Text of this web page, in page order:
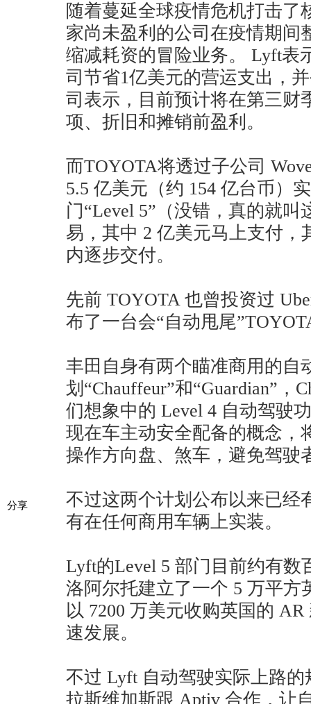
分享
随着蔓延全球疫情危机打击了
家尚未盈利的公司在疫情期间
缩减耗资的冒险业务。 Lyft表
司节省1亿美元的营运支出，
司表示，目前预计将在第三财
项、折旧和摊销前盈利。
而TOYOTA将透过子公司
5.5 亿美元（约 154 亿台币）
门“Level 5”（没错，真的就
易，其中 2 亿美元马上支付，
内逐步交付。
先前 TOYOTA 也曾投资过
布了一台会“自动甩尾
丰田自身有两个瞄准商用的自
划“Chauffeur”和“Guardian”，
们想象中的 Level 4 自动驾驶
现在车主动安全配备的概念，
操作方向盘、煞车，避免驾驶
不过这两个计划公布以来已经
有在任何商用车辆上实装。
Lyft的Level 5 部门目前约有数
洛阿尔托建立了一个 5 万平方
以 7200 万美元收购英国的 AR
速发展。
不过 Lyft 自动驾驶实际上路
拉斯维加斯跟 Aptiv 合作，让